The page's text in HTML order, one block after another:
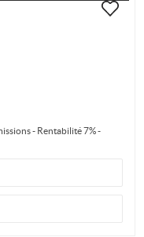
- Rentabilité 7% -